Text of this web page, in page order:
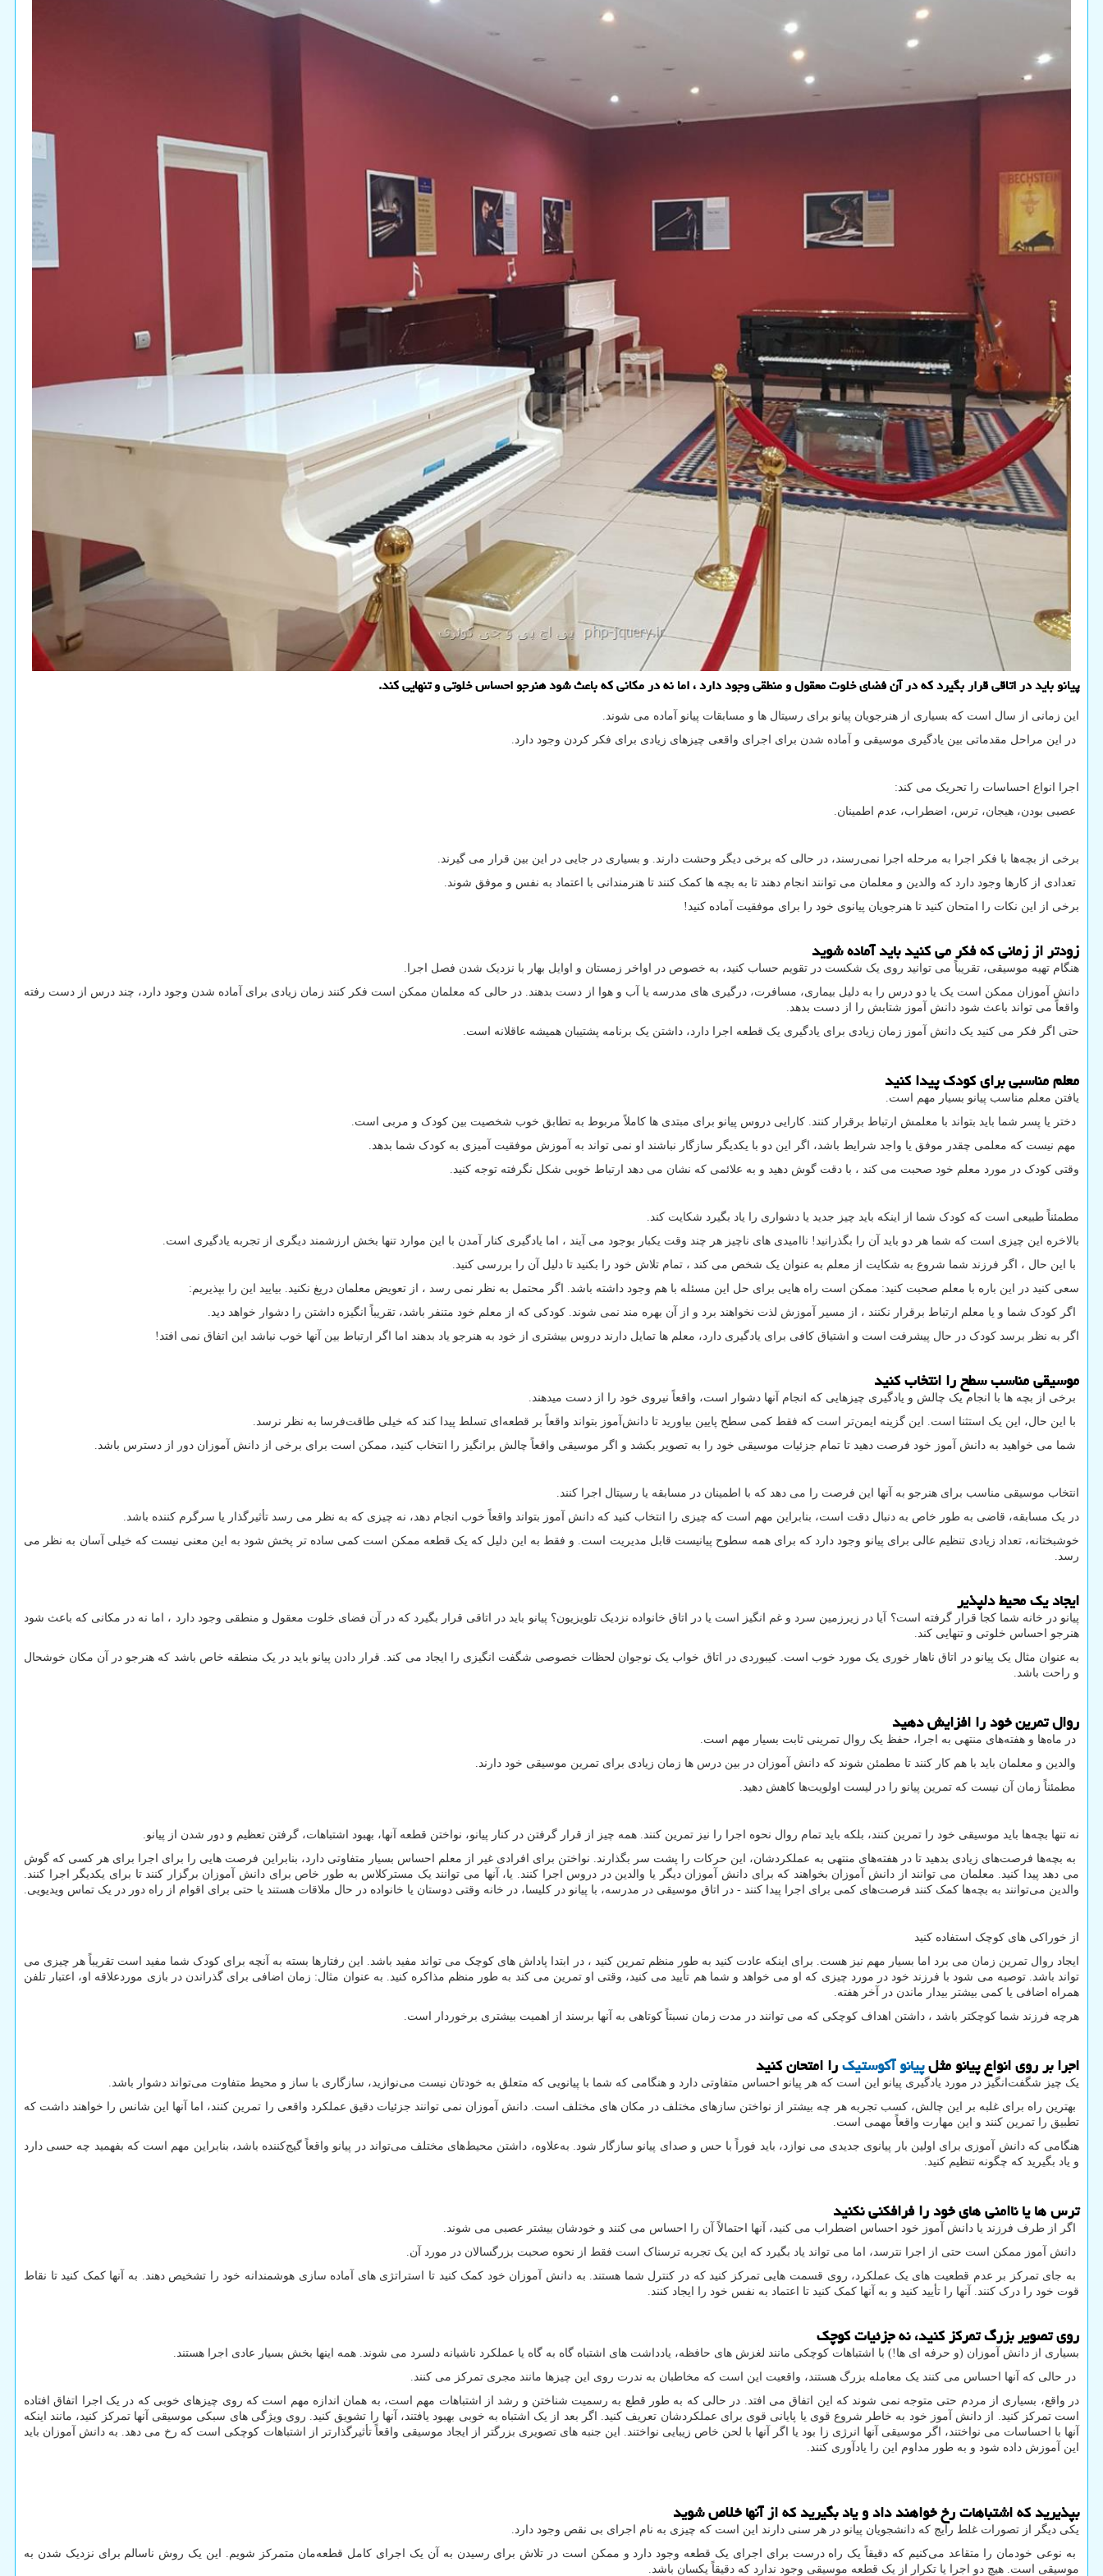
پیانو باید در اتاقی قرار بگیرد که در آن فضای خلوت معقول و منطقی وجود دارد ، اما نه در مکانی که باعث شود هنرجو احساس خلوتی و تنهایی کند.
این زمانی از سال است که بسیاری از هنرجویان پیانو برای رسیتال ها و مسابقات پیانو آماده می شوند.
در این مراحل مقدماتی بین یادگیری موسیقی و آماده شدن برای اجرای واقعی چیزهای زیادی برای فکر کردن وجود دارد.
اجرا انواع احساسات را تحریک می کند:
عصبی بودن، هیجان، ترس، اضطراب، عدم اطمینان.
برخی از بچه‌ها با فکر اجرا به مرحله اجرا نمی‌رسند، در حالی که برخی دیگر وحشت دارند. و بسیاری در جایی در این بین قرار می گیرند.
تعدادی از کارها وجود دارد که والدین و معلمان می توانند انجام دهند تا به بچه ها کمک کنند تا هنرمندانی با اعتماد به نفس و موفق شوند.
برخی از این نکات را امتحان کنید تا هنرجویان پیانوی خود را برای موفقیت آماده کنید!
زودتر از زمانی که فکر می کنید باید آماده شوید
هنگام تهیه موسیقی، تقریباً می توانید روی یک شکست در تقویم حساب کنید، به خصوص در اواخر زمستان و اوایل بهار با نزدیک شدن فصل اجرا.
دانش آموزان ممکن است یک یا دو درس را به دلیل بیماری، مسافرت، درگیری های مدرسه یا آب و هوا از دست بدهند. در حالی که معلمان ممکن است فکر کنند زمان زیادی برای آماده شدن وجود دارد، چند درس از دست رفته
واقعاً می تواند باعث شود دانش آموز شتابش را از دست بدهد.
حتی اگر فکر می کنید یک دانش آموز زمان زیادی برای یادگیری یک قطعه اجرا دارد، داشتن یک برنامه پشتیبان همیشه عاقلانه است.
معلم مناسبی برای کودک پیدا کنید
یافتن معلم مناسب پیانو بسیار مهم است.
دختر یا پسر شما باید بتواند با معلمش ارتباط برقرار کنند. کارایی دروس پیانو برای مبتدی ها کاملاً مربوط به تطابق خوب شخصیت بین کودک و مربی است.
مهم نیست که معلمی چقدر موفق یا واجد شرایط باشد، اگر این دو با یکدیگر سازگار نباشند او نمی تواند به آموزش موفقیت آمیزی به کودک شما بدهد.
وقتی کودک در مورد معلم خود صحبت می کند ، با دقت گوش دهید و به علائمی که نشان می دهد ارتباط خوبی شکل نگرفته توجه کنید.
مطمئناً طبیعی است که کودک شما از اینکه باید چیز جدید یا دشواری را یاد بگیرد شکایت کند.
بالاخره این چیزی است که شما هر دو باید آن را بگذرانید! ناامیدی های ناچیز هر چند وقت یکبار بوجود می آیند ، اما یادگیری کنار آمدن با این موارد تنها بخش ارزشمند دیگری از تجربه یادگیری است.
با این حال ، اگر فرزند شما شروع به شکایت از معلم به عنوان یک شخص می کند ، تمام تلاش خود را بکنید تا دلیل آن را بررسی کنید.
سعی کنید در این باره با معلم صحبت کنید: ممکن است راه هایی برای حل این مسئله با هم وجود داشته باشد. اگر محتمل به نظر نمی رسد ، از تعویض معلمان دریغ نکنید. بیایید این را بپذیریم:
اگر کودک شما و یا معلم ارتباط برقرار نکنند ، از مسیر آموزش لذت نخواهند برد و از آن بهره مند نمی شوند. کودکی که از معلم خود متنفر باشد، تقریباً انگیزه داشتن را دشوار خواهد دید.
اگر به نظر برسد کودک در حال پیشرفت است و اشتیاق کافی برای یادگیری دارد، معلم ها تمایل دارند دروس بیشتری از خود به هنرجو یاد بدهند اما اگر ارتباط بین آنها خوب نباشد این اتفاق نمی افتد!
موسیقی مناسب سطح را انتخاب کنید
برخی از بچه ها با انجام یک چالش و یادگیری چیزهایی که انجام آنها دشوار است، واقعاً نیروی خود را از دست میدهند.
با این حال، این یک استثنا است. این گزینه ایمن‌تر است که فقط کمی سطح پایین بیاورید تا دانش‌آموز بتواند واقعاً بر قطعه‌ای تسلط پیدا کند که خیلی طاقت‌فرسا به نظر نرسد.
شما می خواهید به دانش آموز خود فرصت دهید تا تمام جزئیات موسیقی خود را به تصویر بکشد و اگر موسیقی واقعاً چالش برانگیز را انتخاب کنید، ممکن است برای برخی از دانش آموزان دور از دسترس باشد.
انتخاب موسیقی مناسب برای هنرجو به آنها این فرصت را می دهد که با اطمینان در مسابقه یا رسیتال اجرا کنند.
در یک مسابقه، قاضی به طور خاص به دنبال دقت است، بنابراین مهم است که چیزی را انتخاب کنید که دانش آموز بتواند واقعاً خوب انجام دهد، نه چیزی که به نظر می رسد تأثیرگذار یا سرگرم کننده باشد.
خوشبختانه، تعداد زیادی تنظیم عالی برای پیانو وجود دارد که برای همه سطوح پیانیست قابل مدیریت است. و فقط به این دلیل که یک قطعه ممکن است کمی ساده تر پخش شود به این معنی نیست که خیلی آسان به نظر می
رسد.
ایجاد یک محیط دلپذیر
پیانو در خانه شما کجا قرار گرفته است؟ آیا در زیرزمین سرد و غم انگیز است یا در اتاق خانواده نزدیک تلویزیون؟ پیانو باید در اتاقی قرار بگیرد که در آن فضای خلوت معقول و منطقی وجود دارد ، اما نه در مکانی که باعث شود
هنرجو احساس خلوتی و تنهایی کند.
به عنوان مثال یک پیانو در اتاق ناهار خوری یک مورد خوب است. کیبوردی در اتاق خواب یک نوجوان لحظات خصوصی شگفت انگیزی را ایجاد می کند. قرار دادن پیانو باید در یک منطقه خاص باشد که هنرجو در آن مکان خوشحال
و راحت باشد.
روال تمرین خود را افزایش دهید
در ماه‌ها و هفته‌های منتهی به اجرا، حفظ یک روال تمرینی ثابت بسیار مهم است.
والدین و معلمان باید با هم کار کنند تا مطمئن شوند که دانش آموزان در بین درس ها زمان زیادی برای تمرین موسیقی خود دارند.
مطمئناً زمان آن نیست که تمرین پیانو را در لیست اولویت‌ها کاهش دهید.
نه تنها بچه‌ها باید موسیقی خود را تمرین کنند، بلکه باید تمام روال نحوه اجرا را نیز تمرین کنند. همه چیز از قرار گرفتن در کنار پیانو، نواختن قطعه آنها، بهبود اشتباهات، گرفتن تعظیم و دور شدن از پیانو.
به بچه‌ها فرصت‌های زیادی بدهید تا در هفته‌های منتهی به عملکردشان، این حرکات را پشت سر بگذارند. نواختن برای افرادی غیر از معلم احساس بسیار متفاوتی دارد، بنابراین فرصت هایی را برای اجرا برای هر کسی که گوش
می دهد پیدا کنید. معلمان می توانند از دانش آموزان بخواهند که برای دانش آموزان دیگر یا والدین در دروس اجرا کنند. یا، آنها می توانند یک مسترکلاس به طور خاص برای دانش آموزان برگزار کنند تا برای یکدیگر اجرا کنند.
والدین می‌توانند به بچه‌ها کمک کنند فرصت‌های کمی برای اجرا پیدا کنند - در اتاق موسیقی در مدرسه، با پیانو در کلیسا، در خانه وقتی دوستان یا خانواده در حال ملاقات هستند یا حتی برای اقوام از راه دور در یک تماس ویدیویی.
از خوراکی های کوچک استفاده کنید
ایجاد روال تمرین زمان می برد اما بسیار مهم نیز هست. برای اینکه عادت کنید به طور منظم تمرین کنید ، در ابتدا پاداش های کوچک می تواند مفید باشد. این رفتارها بسته به آنچه برای کودک شما مفید است تقریباً هر چیزی می
تواند باشد. توصیه می شود با فرزند خود در مورد چیزی که او می خواهد و شما هم تأیید می کنید، وقتی او تمرین می کند به طور منظم مذاکره کنید. به عنوان مثال: زمان اضافی برای گذراندن در بازی موردعلاقه او، اعتبار تلفن
همراه اضافی یا کمی بیشتر بیدار ماندن در آخر هفته.
هرچه فرزند شما کوچکتر باشد ، داشتن اهداف کوچکی که می توانند در مدت زمان نسبتاً کوتاهی به آنها برسند از اهمیت بیشتری برخوردار است.
اجرا بر روی انواع پیانو مثلپیانو آکوستیکرا امتحان کنید
یک چیز شگفت‌انگیز در مورد یادگیری پیانو این است که هر پیانو احساس متفاوتی دارد و هنگامی که شما با پیانویی که متعلق به خودتان نیست می‌نوازید، سازگاری با ساز و محیط متفاوت می‌تواند دشوار باشد.
بهترین راه برای غلبه بر این چالش، کسب تجربه هر چه بیشتر از نواختن سازهای مختلف در مکان های مختلف است. دانش آموزان نمی توانند جزئیات دقیق عملکرد واقعی را تمرین کنند، اما آنها این شانس را خواهند داشت که
تطبیق را تمرین کنند و این مهارت واقعاً مهمی است.
هنگامی که دانش آموزی برای اولین بار پیانوی جدیدی می نوازد، باید فوراً با حس و صدای پیانو سازگار شود. به‌علاوه، داشتن محیط‌های مختلف می‌تواند در پیانو واقعاً گیج‌کننده باشد، بنابراین مهم است که بفهمید چه حسی دارد
و یاد بگیرید که چگونه تنظیم کنید.
ترس ها یا ناامنی های خود را فرافکنی نکنید
اگر از طرف فرزند یا دانش آموز خود احساس اضطراب می کنید، آنها احتمالاً آن را احساس می کنند و خودشان بیشتر عصبی می شوند.
دانش آموز ممکن است حتی از اجرا نترسد، اما می تواند یاد بگیرد که این یک تجربه ترسناک است فقط از نحوه صحبت بزرگسالان در مورد آن.
به جای تمرکز بر عدم قطعیت های یک عملکرد، روی قسمت هایی تمرکز کنید که در کنترل شما هستند. به دانش آموزان خود کمک کنید تا استراتژی های آماده سازی هوشمندانه خود را تشخیص دهند. به آنها کمک کنید تا نقاط
قوت خود را درک کنند. آنها را تأیید کنید و به آنها کمک کنید تا اعتماد به نفس خود را ایجاد کنند.
روی تصویر بزرگ تمرکز کنید، نه جزئیات کوچک
بسیاری از دانش آموزان (و حرفه ای ها!) با اشتباهات کوچکی مانند لغزش های حافظه، یادداشت های اشتباه گاه به گاه یا عملکرد ناشیانه دلسرد می شوند. همه اینها بخش بسیار عادی اجرا هستند.
در حالی که آنها احساس می کنند یک معامله بزرگ هستند، واقعیت این است که مخاطبان به ندرت روی این چیزها مانند مجری تمرکز می کنند.
در واقع، بسیاری از مردم حتی متوجه نمی شوند که این اتفاق می افتد. در حالی که به طور قطع به رسمیت شناختن و رشد از اشتباهات مهم است، به همان اندازه مهم است که روی چیزهای خوبی که در یک اجرا اتفاق افتاده
است تمرکز کنید. از دانش آموز خود به خاطر شروع قوی یا پایانی قوی برای عملکردشان تعریف کنید. اگر بعد از یک اشتباه به خوبی بهبود یافتند، آنها را تشویق کنید. روی ویژگی های سبکی موسیقی آنها تمرکز کنید، مانند اینکه
آنها با احساسات می نواختند، اگر موسیقی آنها انرژی زا بود یا اگر آنها با لحن خاص زیبایی نواختند. این جنبه های تصویری بزرگتر از ایجاد موسیقی واقعاً تأثیرگذارتر از اشتباهات کوچکی است که رخ می دهد. به دانش آموزان باید
این آموزش داده شود و به طور مداوم این را یادآوری کنند.
بپذیرید که اشتباهات رخ خواهند داد و یاد بگیرید که از آنها خلاص شوید
یکی دیگر از تصورات غلط رایج که دانشجویان پیانو در هر سنی دارند این است که چیزی به نام اجرای بی نقص وجود دارد.
به نوعی خودمان را متقاعد می‌کنیم که دقیقاً یک راه درست برای اجرای یک قطعه وجود دارد و ممکن است در تلاش برای رسیدن به آن یک اجرای کامل قطعه‌مان متمرکز شویم. این یک روش ناسالم برای نزدیک شدن به
موسیقی است. هیچ دو اجرا یا تکرار از یک قطعه موسیقی وجود ندارد که دقیقاً یکسان باشد.